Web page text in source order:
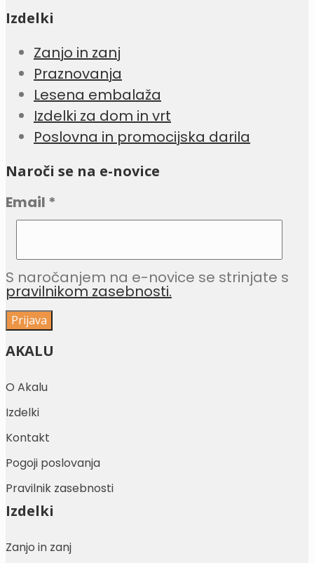
Izdelki
Zanjo in zanj
Praznovanja
Lesena embalaža
Izdelki za dom in vrt
Poslovna in promocijska darila
Naroči se na e-novice
Email *
S naročanjem na e-novice se strinjate s
pravilnikom zasebnosti.
AKALU
O Akalu
Izdelki
Kontakt
Pogoji poslovanja
Pravilnik zasebnosti
Izdelki
Zanjo in zanj